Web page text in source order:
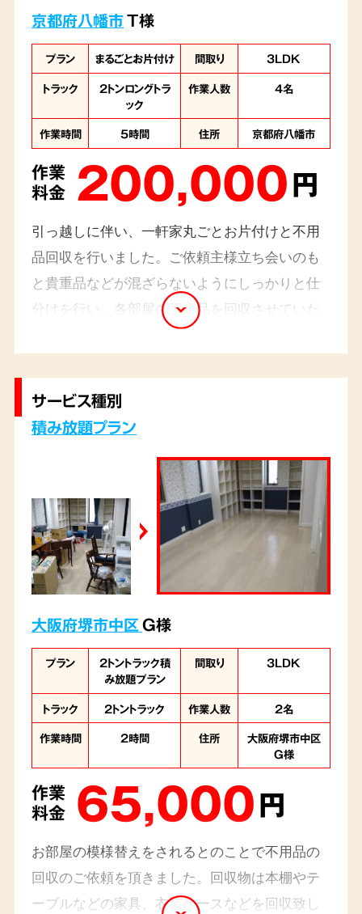
京都府八幡市T様
プラン まるごとお片付け 間取り
3LDK
トラック
2トンロングトラ
ック
作業人数 4名
作業時間 5時間 住所 京都府八幡市
作業
料金 200,000円
引っ越しに伴い、一軒家丸ごとお片付けと不用
品回収を行いました。ご依頼主様立ち会いのも
と貴重品などが混ざらないようにしっかりと仕
分けを行い、各部屋の不用品を回収させていた
だきました。スタッフ4名でお伺いし、5時間ほ
どで終了いたしました。
サービス種別
積み放題プラン
大阪府堺市中区G様
プラン
2トントラック積
み放題プラン
間取り 3LDK
トラック 2トントラック 作業人数
2名
作業時間
2時間 住所
大阪府堺市中区
G様
作業
料金 65,000円
お部屋の模様替えをされるとのことで不用品の
回収のご依頼を頂きました。回収物は本棚やテ
ーブルなどの家具、衣装ケースなどを回収致し